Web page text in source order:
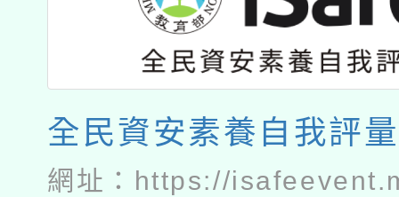
全民資安素養自我評量
網址：
https://